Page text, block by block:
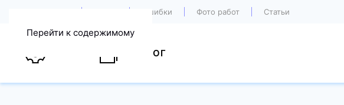
Перейти к содержимому
Ошибки Фото работ Статьи
КАТАЛОГ